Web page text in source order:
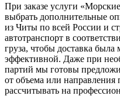
При заказе услуги
выбрать дополнительные
из Читы по всей России и
автотранспорт в
груза, чтобы доставка
эффективной. Даже при
партий мы готовы
от объема или направления
рассчитывать на